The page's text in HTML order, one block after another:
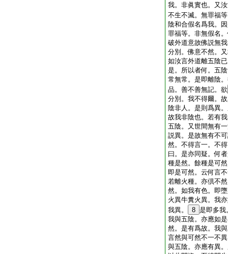
我。非眞實也。又
不生不滅。無罪福
陰和合假名爲我。
罪福等。非無假名
破外道意故佛説無
分別。佛意不然。
如汝言外道離五陰
是。所以者何。五
常無常。是即離陰
品。善不善無記。欲
分別。我不得爾。
陰非人。是則爲異
故我非陰也。若有
五陰。又世間無有
説異。是故無有不
然。不得言一。不
曰。是亦同疑。何
種是然。餘種是可
即是可然。云何言
若離火種。亦倶不
然。如我有色。即
火異牛糞火異。我
我異。
8 是即多我
我與五陰。亦應如
然。是有爲故。我
言然與可然不一不
與五陰。亦應有異